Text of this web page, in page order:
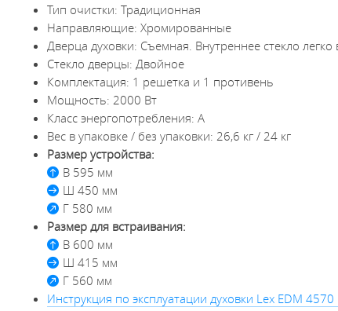
Тип очистки: Традиционная
Направляющие: Хромированные
Дверца духовки: Съемная. Внутреннее стекло легко
Стекло дверцы: Двойное
Комплектация: 1 решетка и 1 противень
Мощность: 2000 Вт
Класс энергопотребления: А
Вес в упаковке / без упаковки: 26,6 кг / 24 кг
Размер устройства:
В 595 мм
Ш 450 мм
Г 580 мм
Размер для встраивания:
В 600 мм
Ш 415 мм
Г 560 мм
Инструкция по эксплуатации духовки Lex EDM 4570